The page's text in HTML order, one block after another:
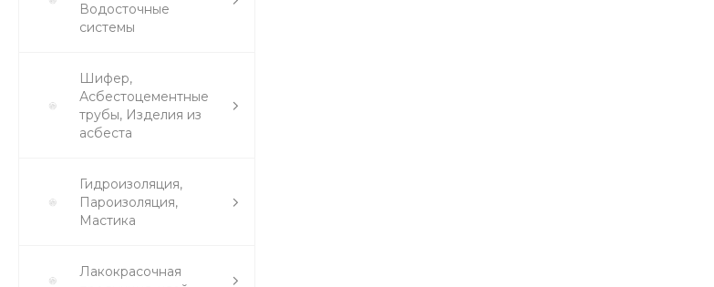
Водосточные
системы
Шифер,
Асбестоцементные
трубы, Изделия из
асбеста
Гидроизоляция,
Пароизоляция,
Мастика
Лакокрасочная